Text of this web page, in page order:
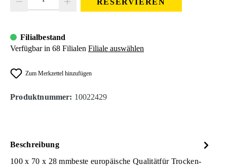
Filialbestand
Verfügbar in 68 Filialen Filiale auswählen
Zum Merkzettel hinzufügen
Produktnummer: 10022429
Beschreibung
100 x 70 x 28 mmbeste europäische Qualitätfür Trocken-